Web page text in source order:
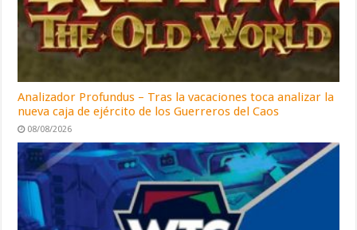
Analizador Profundus – Tras la vacaciones toca analizar la
nueva caja de ejército de los Guerreros del Caos
08/08/2026